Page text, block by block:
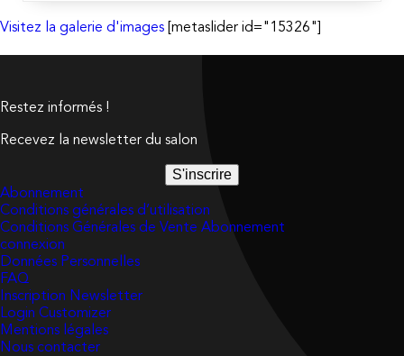
Visitez la galerie d'images [metaslider id="15326"]
Restez informés !
Recevez la newsletter du salon
S'inscrire
Abonnement
Conditions générales d’utilisation
Conditions Générales de Vente Abonnement
connexion
Données Personnelles
FAQ
Inscription Newsletter
Login Customizer
Mentions légales
Nous contacter